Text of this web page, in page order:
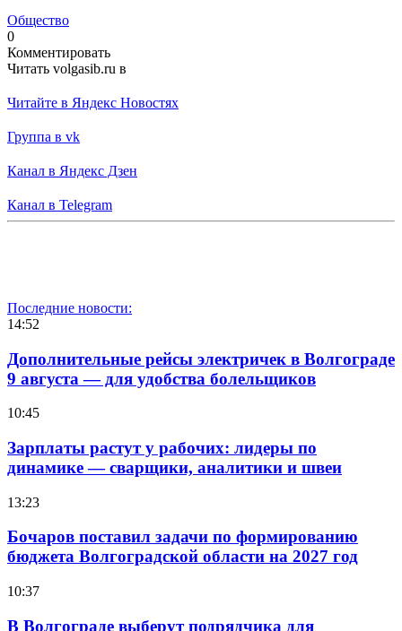
Общество
0
Комментировать
Читать volgasib.ru в
Читайте в Яндекс Новостях
Группа в vk
Канал в Яндекс Дзен
Канал в Telegram
Последние новости:
14:52
Дополнительные рейсы электричек в Волгограде
9 августа — для удобства болельщиков
10:45
Зарплаты растут у рабочих: лидеры по
динамике — сварщики, аналитики и швеи
13:23
Бочаров поставил задачи по формированию
бюджета Волгоградской области на 2027 год
10:37
В Волгограде выберут подрядчика для